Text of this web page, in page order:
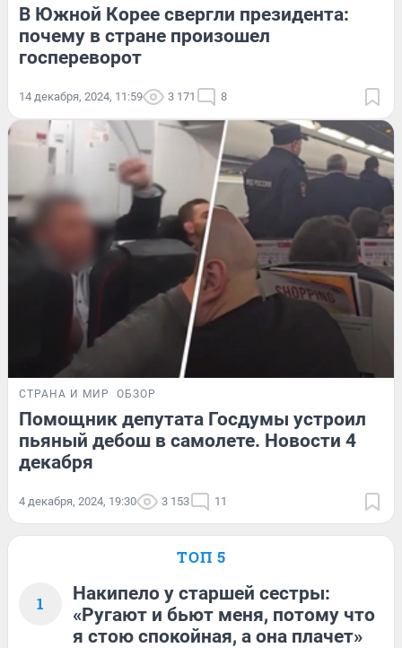
В Южной Корее свергли президента:
почему в стране произошел
госпереворот
14 декабря, 2024, 11:59 3 171 8
СТРАНА И МИР ОБЗОР
Помощник депутата Госдумы устроил
пьяный дебош в самолете. Новости 4
декабря
4 декабря, 2024, 19:30 3 153 11
ТОП 5
1
Накипело у старшей сестры:
«Ругают и бьют меня, потому что
я стою спокойная, а она плачет»